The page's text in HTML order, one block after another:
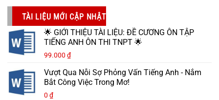
TÀI LIỆU MỚI CẬP NHẬT
🌟 GIỚI THIỆU TÀI LIỆU: ĐỀ CƯƠNG ÔN TẬP
TIẾNG ANH ÔN THI TNPT 🌟
99.000 ₫
Vượt Qua Nỗi Sợ Phỏng Vấn Tiếng Anh - Nắm
Bắt Công Việc Trong Mơ!
0 ₫